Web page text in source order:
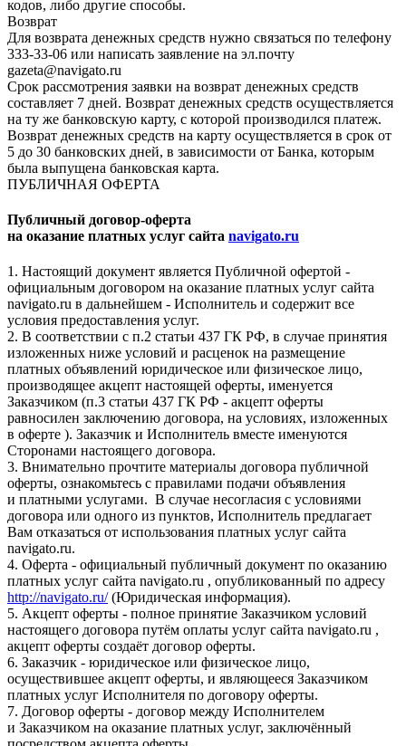
кодов, либо другие способы.
Возврат
Для возврата денежных средств нужно связаться по телефону
333-33-06 или написать заявление на эл.почту
gazeta@navigato.ru
Срок рассмотрения заявки на возврат денежных средств
составляет 7 дней. Возврат денежных средств осуществляется
на ту же банковскую карту, с которой производился платеж.
Возврат денежных средств на карту осуществляется в срок от
5 до 30 банковских дней, в зависимости от Банка, которым
была выпущена банковская карта.
ПУБЛИЧНАЯ ОФЕРТА
Публичный договор-оферта
на оказание платных услуг сайта navigato.ru
1. Настоящий документ является Публичной офертой -
официальным договором на оказание платных услуг сайта
navigato.ru в дальнейшем - Исполнитель и содержит все
условия предоставления услуг.
2. В соответствии с п.2 статьи 437 ГК РФ, в случае принятия
изложенных ниже условий и расценок на размещение
платных объявлений юридическое или физическое лицо,
производящее акцепт настоящей оферты, именуется
Заказчиком (п.3 статьи 437 ГК РФ - акцепт оферты
равносилен заключению договора, на условиях, изложенных
в оферте ). Заказчик и Исполнитель вместе именуются
Сторонами настоящего договора.
3. Внимательно прочтите материалы договора публичной
оферты, ознакомьтесь с правилами подачи объявления
и платными услугами. В случае несогласия с условиями
договора или одного из пунктов, Исполнитель предлагает
Вам отказаться от использования платных услуг сайта
navigato.ru.
4. Оферта - официальный публичный документ по оказанию
платных услуг сайта navigato.ru , опубликованный по адресу
http://navigato.ru/(Юридическая информация).
5. Акцепт оферты - полное принятие Заказчиком условий
настоящего договора путём оплаты услуг сайта navigato.ru ,
акцепт оферты создаёт договор оферты.
6. Заказчик - юридическое или физическое лицо,
осуществившее акцепт оферты, и являющееся Заказчиком
платных услуг Исполнителя по договору оферты.
7. Договор оферты - договор между Исполнителем
и Заказчиком на оказание платных услуг, заключённый